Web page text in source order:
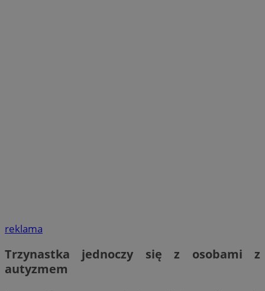
reklama
Trzynastka jednoczy się z osobami z
autyzmem